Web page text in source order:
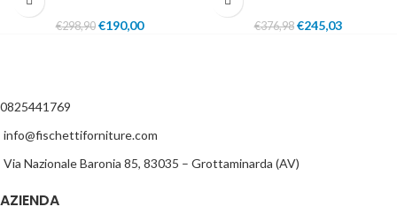
€298,90 €190,00 €376,98 €245,03
0825441769
info@fischettiforniture.com
Via Nazionale Baronia 85, 83035 – Grottaminarda (AV)
AZIENDA